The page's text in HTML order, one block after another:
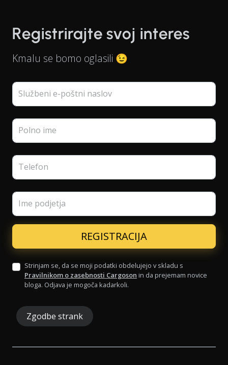
Registrirajte svoj interes
Kmalu se bomo oglasili 😉
Službeni e-poštni naslov
Polno ime
Telefon
Ime podjetja
Strinjam se, da se moji podatki obdelujejo v skladu s
Pravilnikom o zasebnosti Cargoson in da prejemam novice
bloga. Odjava je mogoča kadarkoli.
Zgodbe strank